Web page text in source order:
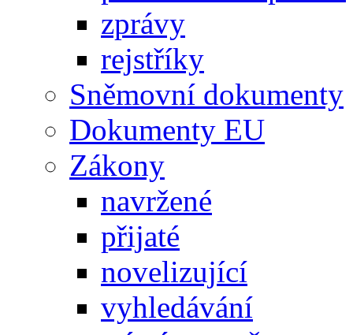
zprávy
rejstříky
Sněmovní dokumenty
Dokumenty EU
Zákony
navržené
přijaté
novelizující
vyhledávání